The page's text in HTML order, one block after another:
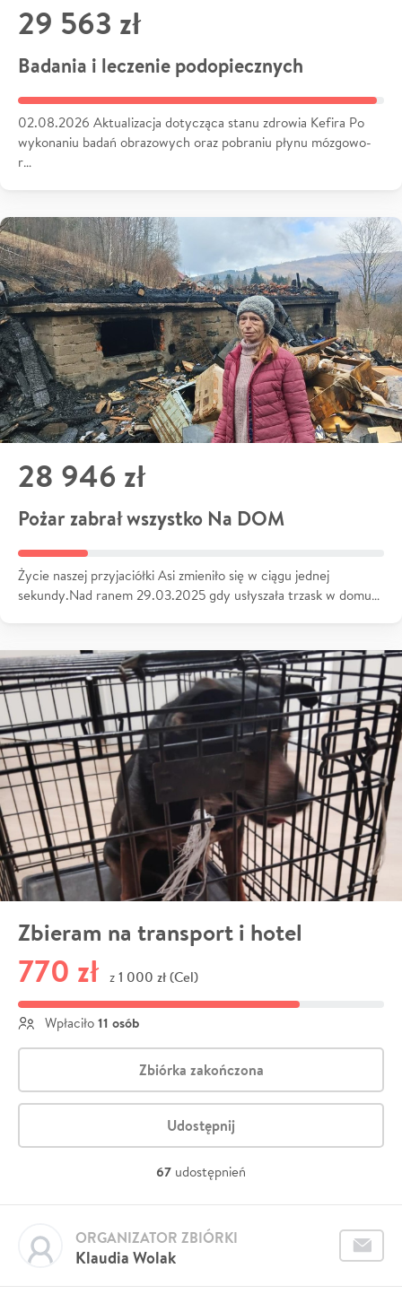
29 563 zł
Badania i leczenie podopiecznych
02.08.2026 Aktualizacja dotycząca stanu zdrowia Kefira Po
wykonaniu badań obrazowych oraz pobraniu płynu mózgowo-
r…
28 946 zł
Pożar zabrał wszystko Na DOM
Życie naszej przyjaciółki Asi zmieniło się w ciągu jednej
sekundy.Nad ranem 29.03.2025 gdy usłyszała trzask w domu…
Zbieram na transport i hotel
770 zł z 1 000 zł (Cel)
Wpłaciło 11 osób
Zbiórka zakończona
Udostępnij
67 udostępnień
Klaudia Wolak
ORGANIZATOR ZBIÓRKI